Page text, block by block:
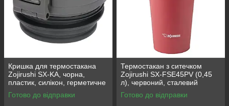
Кришка для термостакана
Zojirushi SX-KA, чорна,
пластик, силікон, герметичне
закривання, знімна
прокладка
Готово до відправки
Термостакан з ситечком
Zojirushi SX-FSE45PV (0,45
л), червоний, сталевий
колба, відмінна
термоізоляція, ергономічна
Готово до відправки